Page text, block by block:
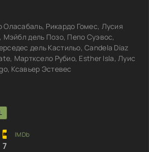
Рикардо Гомес, Лусия
Мэйбл дель Позо, Пепо Суэвос,
дель Кастильо, Candela Díaz
Мартксело Рубио, Esther Isla, Луис
Ксавьер Эстевес
7